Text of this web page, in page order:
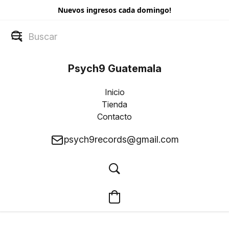
Nuevos ingresos cada domingo!
Psych9 Guatemala
Inicio
Tienda
Contacto
psych9records@gmail.com